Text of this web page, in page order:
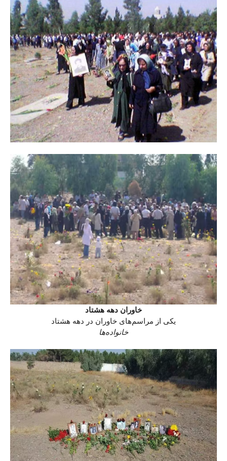
خاوران دهه هشتاد
یکی از مراسم‌های خاوران در دهه هشتاد
خانواده‌ها